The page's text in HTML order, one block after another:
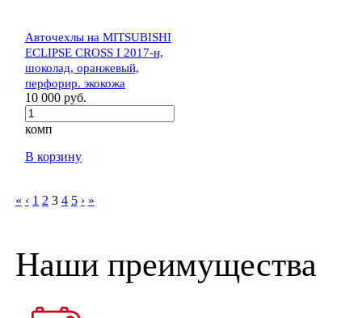
Авточехлы на MITSUBISHI
ECLIPSE CROSS I 2017-н,
шоколад, оранжевый,
перфорир. экокожа
10 000 руб.
комп
В корзину
« ‹ 1 2 3 4 5 › »
Наши преимущества